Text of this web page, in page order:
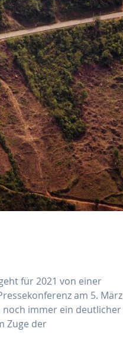
für 2021 von einer
am 5. März
noch immer ein deutlicher
Zuge der